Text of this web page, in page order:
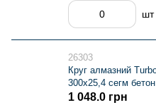
шт
26303
Круг алмазний
300х25,4 сегм бетон
1 048.0 грн